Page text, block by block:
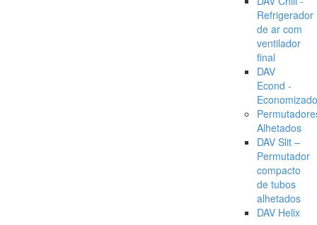
Refrigerador
de ar com
ventilador
final
DAV
Econd -
Alhetados
DAV Slit –
Permutador
compacto
de tubos
alhetados
DAV Helix